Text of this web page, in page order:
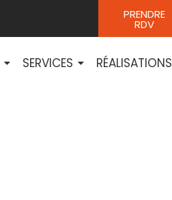
PRENDRE
RDV
SERVICES RÉALISATIONS